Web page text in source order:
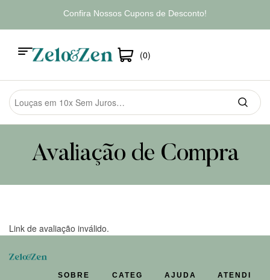
Confira Nossos Cupons de Desconto!
(0)
Avaliação de Compra
Link de avaliação inválido.
SOBRE CATEG AJUDA ATENDI